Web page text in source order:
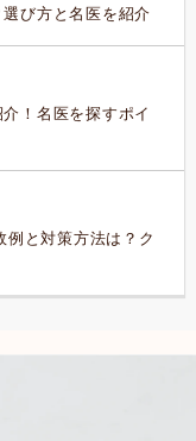
び方と名医を紹介
！名医を探すポイ
例と対策方法は？ク